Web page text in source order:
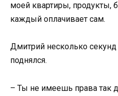
моей квартиры, продукты,
каждый оплачивает сам.
Дмитрий несколько
поднялся.
– Ты не имеешь права так